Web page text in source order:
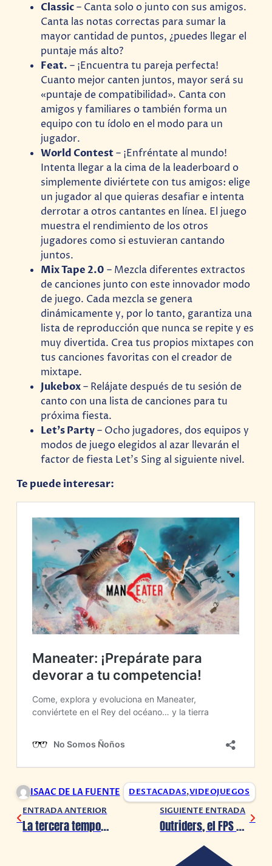
Classic– Canta solo o junto con sus amigos.
Canta las notas correctas para sumar la
mayor cantidad de puntos, ¿puedes llegar el
puntaje más alto?
Feat. – ¡Encuentra tu pareja perfecta!
Cuanto mejor canten juntos, mayor será su
«puntaje de compatibilidad». Canta con
amigos y familiares o también forma un
equipo con tu ídolo en el modo para un
jugador.
World Contest– ¡Enfréntate al mundo!
Intenta llegar a la cima de la leaderboard o
simplemente diviértete con tus amigos: elige
un jugador al que quieras desafiar e intenta
derrotar a otros cantantes en línea. El juego
muestra el rendimiento de los otros
jugadores como si estuvieran cantando
juntos.
Mix Tape 2.0 – Mezcla diferentes extractos
de canciones junto con este innovador modo
de juego. Cada mezcla se genera
dinámicamente y, por lo tanto, garantiza una
lista de reproducción que nunca se repite y es
muy divertida. Crea tus propios mixtapes con
tus canciones favoritas con el creador de
mixtape.
Jukebox– Relájate después de tu sesión de
canto con una lista de canciones para tu
próxima fiesta.
Let’s Party– Ocho jugadores, dos equipos y
modos de juego elegidos al azar llevarán el
factor de fiesta Let’s Sing al siguiente nivel.
Te puede interesar:
ISAAC DE LA FUENTE DESTACADAS,VIDEOJUEGOS
ENTRADA ANTERIOR
La tercera temporada de ‘Cobra Kai’ no se estrenará en YouTube
SIGUIENTE ENTRADA
Outriders, el FPS de Square Enix ha lanzado su primer gameplay